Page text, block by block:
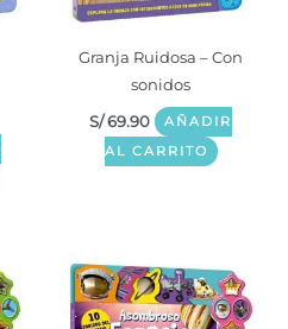
Granja Ruidosa – Con
sonidos
S/69.90
AÑADIR
AL CARRITO